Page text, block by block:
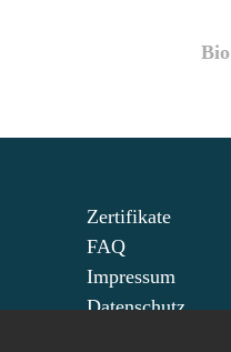
Zertifikate
FAQ
Impressum
Datenschutz